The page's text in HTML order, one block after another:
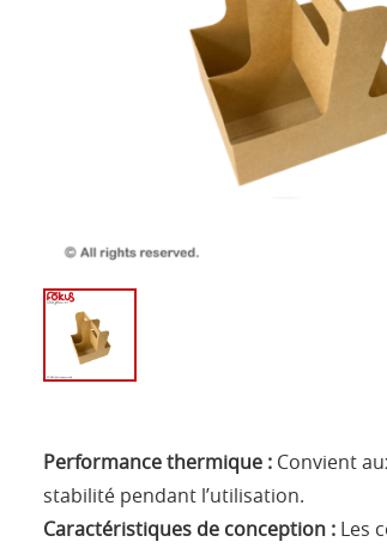
Performance thermique : Convient
stabilité pendant l’utilisation.
Caractéristiques de conception : Les